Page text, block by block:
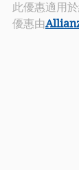
此優惠適用
優惠由